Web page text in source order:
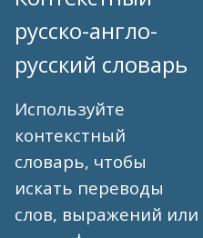
русско-англо-
русский словарь
Используйте
контекстный
словарь, чтобы
искать переводы
слов, выражений или